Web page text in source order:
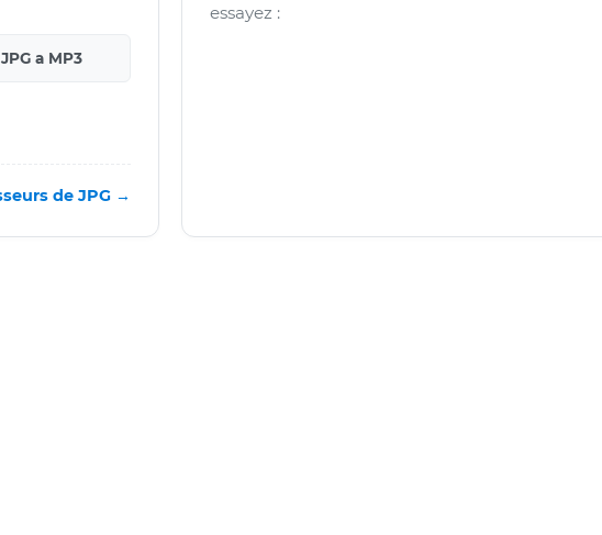
JPG a MP3
de JPG →
essayez :